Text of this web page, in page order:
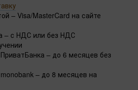
– Visa/MasterCard на сайте
– с НДС или без НДС
– до 6 месяцев без
– до 8 месяцев на